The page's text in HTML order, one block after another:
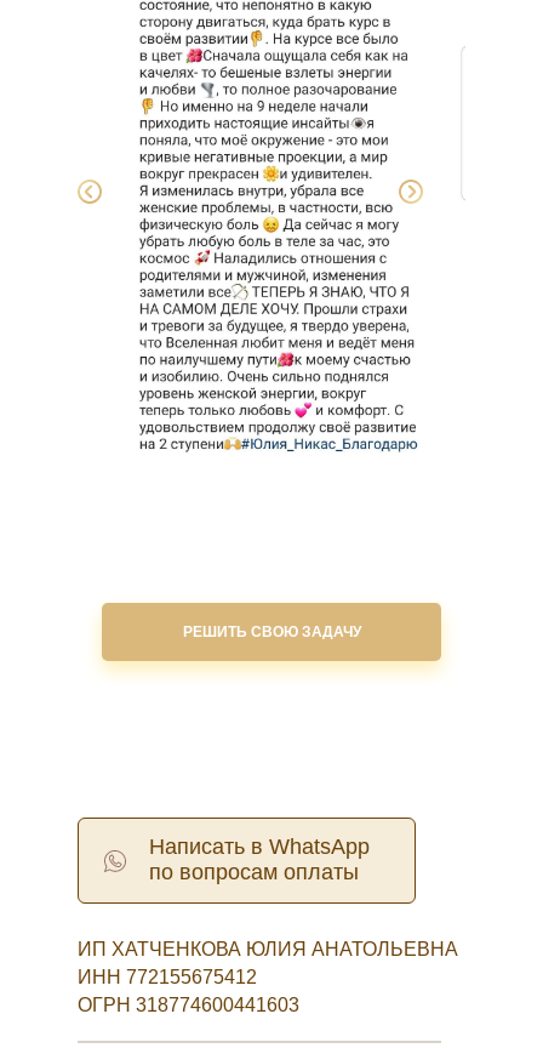
РЕШИТЬ СВОЮ ЗАДАЧУ
Написать в WhatsApp
по вопросам оплаты
ИП ХАТЧЕНКОВА ЮЛИЯ АНАТОЛЬЕВНА
ИНН 772155675412
ОГРН 318774600441603